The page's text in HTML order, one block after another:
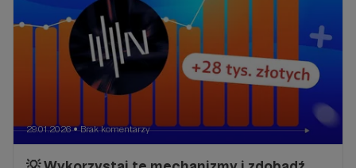
29.01.2026 ● Brak komentarzy